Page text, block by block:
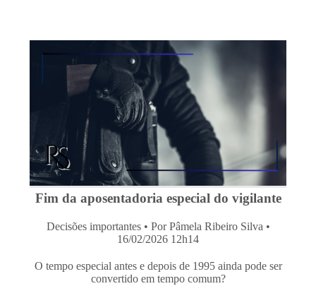
Fim da aposentadoria especial do vigilante
Decisões importantes • Por Pâmela Ribeiro Silva •
16/02/2026 12h14
O tempo especial antes e depois de 1995 ainda pode ser
convertido em tempo comum?